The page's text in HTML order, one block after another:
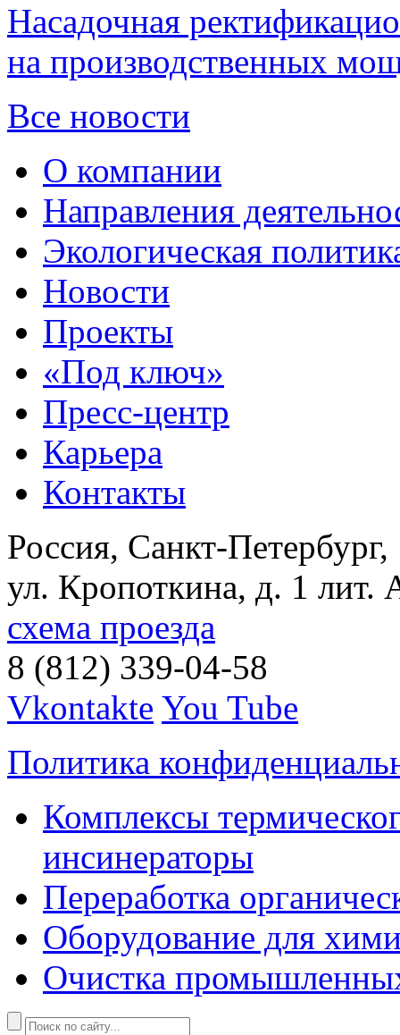
Насадочная
на производственных
Все новости
О компании
Направления
Экологическая
Новости
Проекты
«Под ключ»
Пресс-центр
Карьера
Контакты
Россия, Санкт-Петербург,
ул. Кропоткина, д. 1 лит.
схема проезда
8 (812) 339-04-58
Vkontakte You Tube
Политика
Комплексы
инсинераторы
Переработка
Оборудование для
Очистка